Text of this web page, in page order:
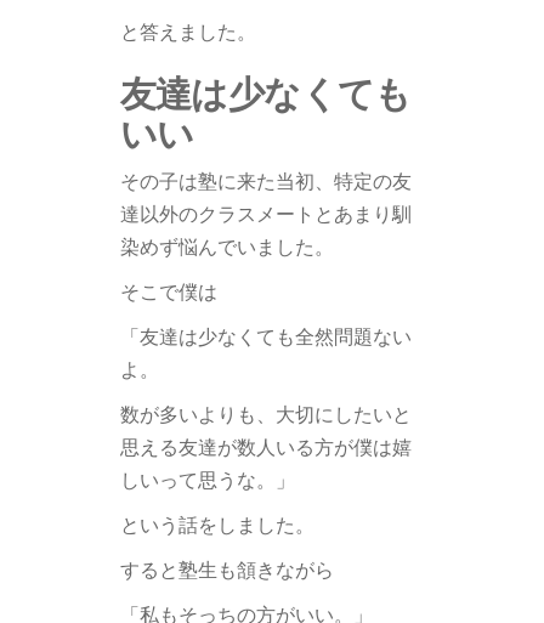
と答えました。
友達は少なくても
いい
その子は塾に来た当初、特定の友
達以外のクラスメートとあまり馴
染めず悩んでいました。
そこで僕は
「友達は少なくても全然問題ない
よ。
数が多いよりも、大切にしたいと
思える友達が数人いる方が僕は嬉
しいって思うな。」
という話をしました。
すると塾生も頷きながら
「私もそっちの方がいい。」